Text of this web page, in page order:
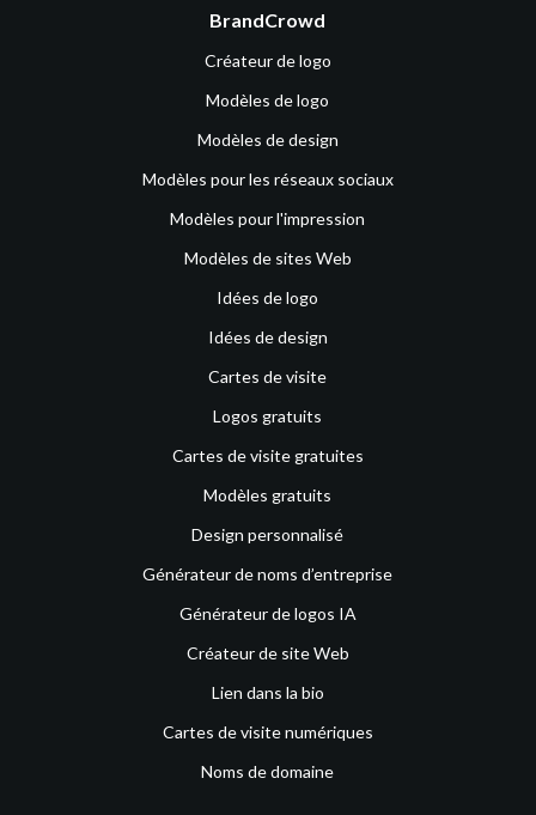
BrandCrowd
Créateur de logo
Modèles de logo
Modèles de design
Modèles pour les réseaux sociaux
Modèles pour l'impression
Modèles de sites Web
Idées de logo
Idées de design
Cartes de visite
Logos gratuits
Cartes de visite gratuites
Modèles gratuits
Design personnalisé
Générateur de noms d’entreprise
Générateur de logos IA
Créateur de site Web
Lien dans la bio
Cartes de visite numériques
Noms de domaine